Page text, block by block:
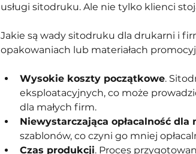
usługi sitodruku. Ale nie tylko klienci
Jakie są wady sitodruku dla drukarni i
opakowaniach lub materiałach
Wysokie koszty początkowe.
eksploatacyjnych, co może
dla małych firm.
Niewystarczająca opłacalność dla
szablonów, co czyni go mniej
Czas produkcji. Proces